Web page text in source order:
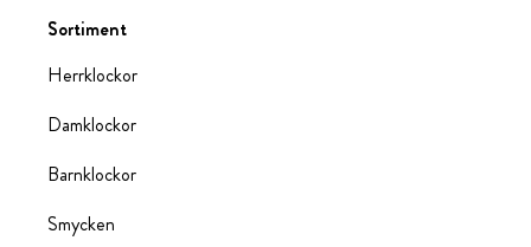
Sortiment
Herrklockor
Damklockor
Barnklockor
Smycken